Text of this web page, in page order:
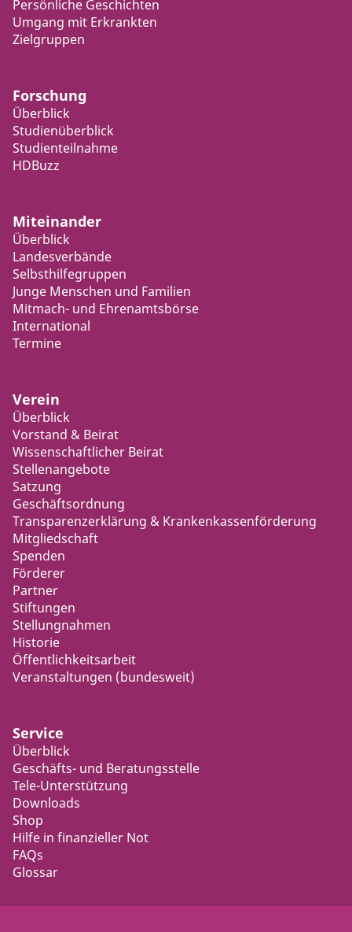
Persönliche Geschichten
Umgang mit Erkrankten
Zielgruppen
Forschung
Überblick
Studienüberblick
Studienteilnahme
HDBuzz
Miteinander
Überblick
Landesverbände
Selbsthilfegruppen
Junge Menschen und Familien
Mitmach- und Ehrenamtsbörse
International
Termine
Verein
Überblick
Vorstand & Beirat
Wissenschaftlicher Beirat
Stellenangebote
Satzung
Geschäftsordnung
Transparenzerklärung & Krankenkassenförderung
Mitgliedschaft
Spenden
Förderer
Partner
Stiftungen
Stellungnahmen
Historie
Öffentlichkeitsarbeit
Veranstaltungen (bundesweit)
Service
Überblick
Geschäfts- und Beratungsstelle
Tele-Unterstützung
Downloads
Shop
Hilfe in finanzieller Not
FAQs
Glossar